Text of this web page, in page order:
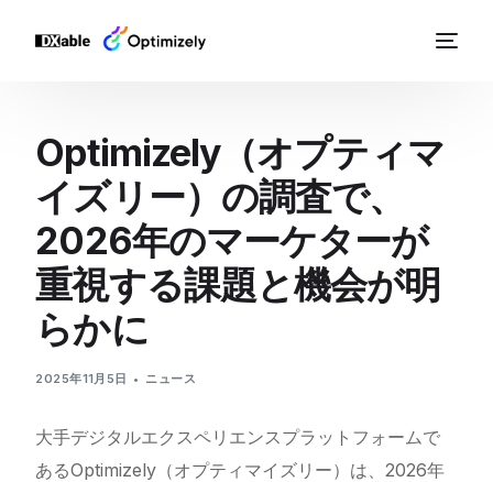
Optimizely（オプティマ
イズリー）の調査で、
2026年のマーケターが
重視する課題と機会が明
らかに
2025年11月5日 ニュース
大手デジタルエクスペリエンスプラットフォームで
あるOptimizely（オプティマイズリー）は、2026年